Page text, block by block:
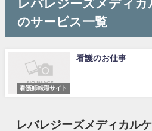
レバレジーズメディカ
のサービス一覧
看護師転職サイト
看護のお仕事
レバレジーズメディカル